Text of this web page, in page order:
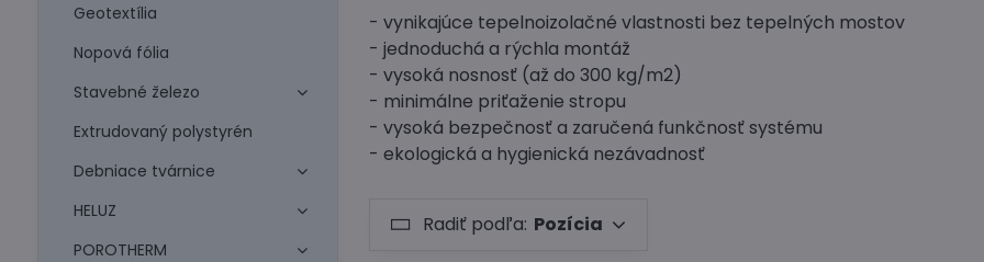
- vynikajúce tepelnoizolačné vlastnosti bez tepelných mostov
- jednoduchá a rýchla montáž
- vysoká nosnosť (až do 300 kg/m2)
- minimálne priťaženie stropu
- vysoká bezpečnosť a zaručená funkčnosť systému
- ekologická a hygienická nezávadnosť
Radiť podľa: Pozícia
Geotextília
Nopová fólia
Stavebné železo
Extrudovaný polystyrén
Debniace tvárnice
HELUZ
POROTHERM